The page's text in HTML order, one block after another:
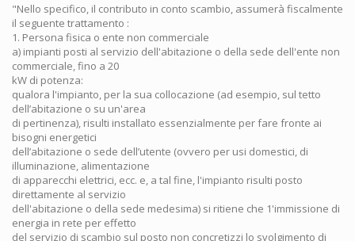
"Nello specifico, il contributo in conto scambio, assumerà fiscalmente
il seguente trattamento :
1. Persona fisica o ente non commerciale
a) impianti posti al servizio dell'abitazione o della sede dell'ente non
commerciale, fino a 20
kW di potenza:
qualora l'impianto, per la sua collocazione (ad esempio, sul tetto
dell’abitazione o su un'area
di pertinenza), risulti installato essenzialmente per fare fronte ai
bisogni energetici
dell’abitazione o sede dell’utente (ovvero per usi domestici, di
illuminazione, alimentazione
di apparecchi elettrici, ecc. e, a tal fine, l'impianto risulti posto
direttamente al servizio
dell'abitazione o della sede medesima) si ritiene che 1'immissione di
energia in rete per effetto
del servizio di scambio sul posto non concretizzi lo svolgimento di